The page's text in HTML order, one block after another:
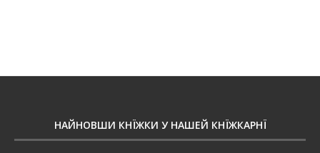
НАЙНОВШИ КНЇЖКИ У НАШЕЙ КНЇЖКАРНЇ